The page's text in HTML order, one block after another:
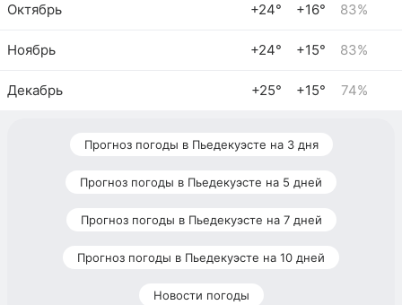
Октябрь +24° +16° 83%
Ноябрь +24° +15° 83%
Декабрь +25° +15° 74%
Прогноз погоды в Пьедекуэсте на 3 дня
Прогноз погоды в Пьедекуэсте на 5 дней
Прогноз погоды в Пьедекуэсте на 7 дней
Прогноз погоды в Пьедекуэсте на 10 дней
Новости погоды